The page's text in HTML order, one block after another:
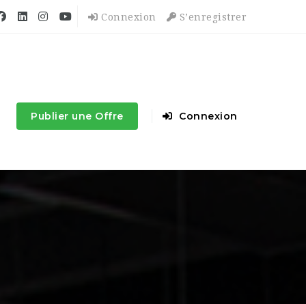
Connexion S’enregistrer
Publier une Offre Connexion